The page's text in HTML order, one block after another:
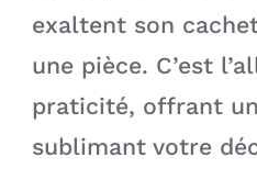
exaltent son
une pièce. C’est
praticité, offrant
sublimant votre